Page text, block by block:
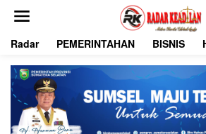
Radar PEMERINTAHAN BISNIS